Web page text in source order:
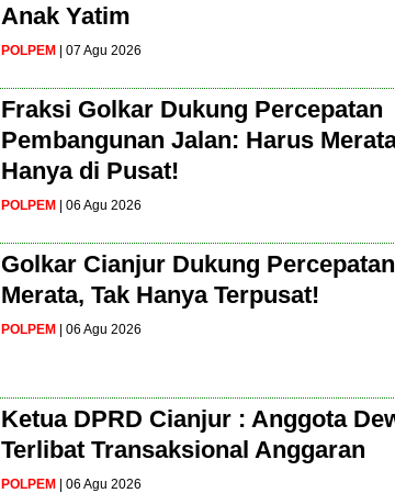
Anak Yatim
POLPEM | 07 Agu 2026
Fraksi Golkar Dukung Percepatan
Pembangunan Jalan: Harus
Hanya di Pusat!
POLPEM | 06 Agu 2026
Golkar Cianjur Dukung
Merata, Tak Hanya Terpusat!
POLPEM | 06 Agu 2026
Ketua DPRD Cianjur : Anggota
Terlibat Transaksional Anggaran
POLPEM | 06 Agu 2026